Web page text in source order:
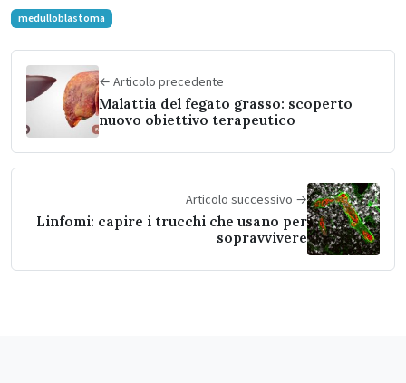
medulloblastoma
← Articolo precedente
Malattia del fegato grasso: scoperto
nuovo obiettivo terapeutico
Articolo successivo →
Linfomi: capire i trucchi che usano per
sopravvivere